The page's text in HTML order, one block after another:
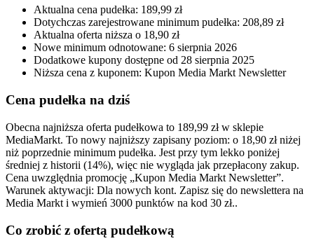
Aktualna cena pudełka: 189,99 zł
Dotychczas zarejestrowane minimum pudełka: 208,89 zł
Aktualna oferta niższa o 18,90 zł
Nowe minimum odnotowane: 6 sierpnia 2026
Dodatkowe kupony dostępne od 28 sierpnia 2025
Niższa cena z kuponem: Kupon Media Markt Newsletter
Cena pudełka na dziś
Obecna najniższa oferta pudełkowa to 189,99 zł w sklepie
MediaMarkt. To nowy najniższy zapisany poziom: o 18,90 zł niżej
niż poprzednie minimum pudełka. Jest przy tym lekko poniżej
średniej z historii (14%), więc nie wygląda jak przepłacony zakup.
Cena uwzględnia promocję „Kupon Media Markt Newsletter”.
Warunek aktywacji: Dla nowych kont. Zapisz się do newslettera na
Media Markt i wymień 3000 punktów na kod 30 zł..
Co zrobić z ofertą pudełkową